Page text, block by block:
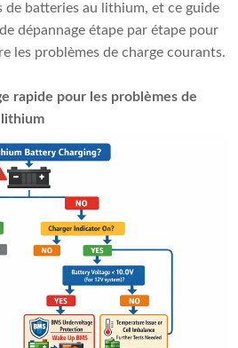
de batteries au lithium, et ce guide
dépannage étape par étape pour
les problèmes de charge courants.
rapide pour les problèmes de
lithium